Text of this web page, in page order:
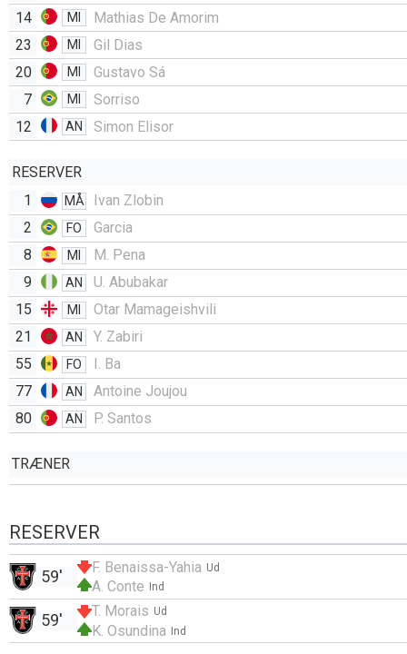
14
MI
Mathias De Amorim
23
MI
Gil Dias
20
MI
Gustavo Sá
7
MI
Sorriso
12
AN Simon Elisor
RESERVER
1
MÅ
Ivan Zlobin
2
FO
Garcia
8
MI
M. Pena
9
AN
U. Abubakar
15
MI
Otar Mamageishvili
21
AN
Y. Zabiri
55
FO
I. Ba
77
AN
Antoine Joujou
80
AN P. Santos
TRÆNER
RESERVER
Ud
F. Benaissa-Yahia
Ind
A. Conte
59'
Ud
T. Morais
Ind
K. Osundina
59'